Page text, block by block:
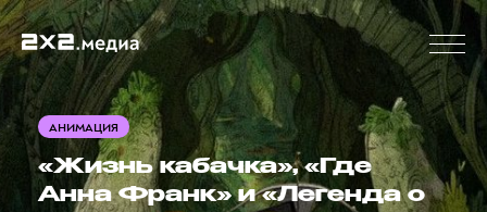
АНИМАЦИЯ
«Жизнь кабачка», «Где
Анна Франк» и «Легенда о